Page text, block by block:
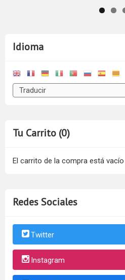
Idioma
Tu Carrito (0)
El carrito de la compra está vacío
Redes Sociales
Twitter
Instagram